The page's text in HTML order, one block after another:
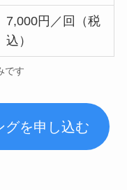
7,000円／回（税
込）
です
グを申し込む